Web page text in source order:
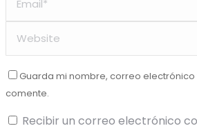
Guarda mi nombre, correo
comente.
Recibir un correo electrónico